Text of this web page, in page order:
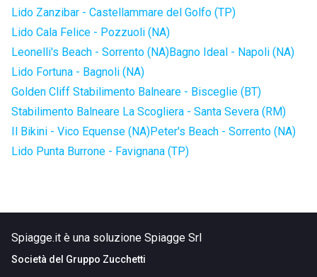
Lido Zanzibar - Castellammare del Golfo (TP)
Lido Cala Felice - Pozzuoli (NA)
Leonelli's Beach - Sorrento (NA)Bagno Ideal - Napoli (NA)
Lido Fortuna - Bagnoli (NA)
Golden Cliff Stabilimento Balneare - Bisceglie (BT)
Stabilimento Balneare La Scogliera - Santa Severa (RM)
Il Bikini - Vico Equense (NA)Peter's Beach - Sorrento (NA)
Lido Punta Burrone - Favignana (TP)
Spiagge.it è una soluzione Spiagge Srl
Società del Gruppo Zucchetti